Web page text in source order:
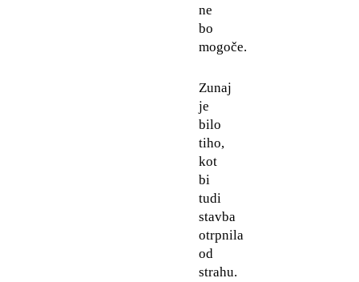
ne
bo
mogoče.
Zunaj
je
bilo
tiho,
kot
bi
tudi
stavba
otrpnila
od
strahu.